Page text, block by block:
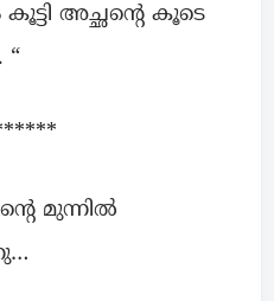
അച്ഛന്റെ കൂടെ
മുന്നില്‍